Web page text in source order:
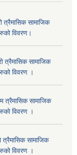
सामाजिक
विवरण।
सामाजिक
विवरण ।
सामाजिक
विवरण ।
सामाजिक
विवरण ।